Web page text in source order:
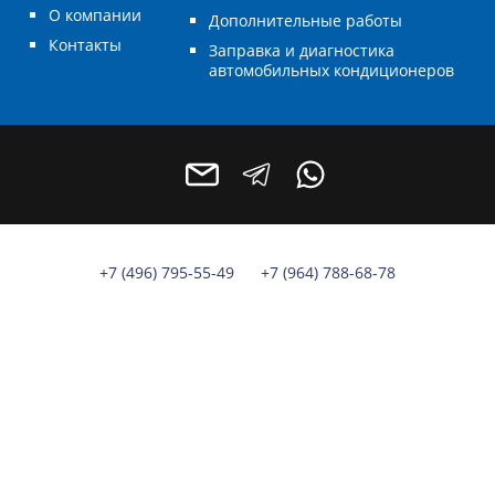
О компании
Контакты
Дополнительные работы
Заправка и диагностика
автомобильных кондиционеров
+7 (496) 795-55-49 +7 (964) 788-68-78